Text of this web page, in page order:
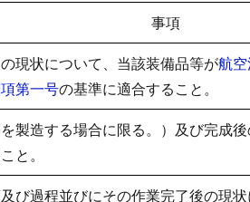
事項
現状について、当該装備品等が航
第一号の基準に適合すること。
製造する場合に限る。）及び完成
と。
び過程並びにその作業完了後の現